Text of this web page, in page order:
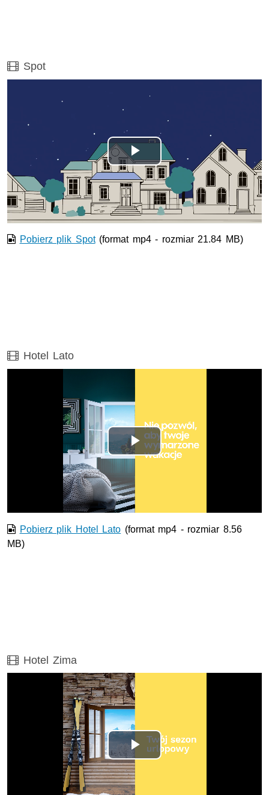
Film
Spot
Odtwórz
wideo
Pobierz plik Spot(format mp4 - rozmiar 21.84 MB)
Film
Hotel Lato
Odtwórz
wideo
Pobierz plik Hotel Lato (format mp4 - rozmiar 8.56
MB)
Film
Hotel Zima
Odtwórz
wideo